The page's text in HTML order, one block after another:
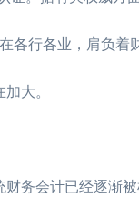
各行各业，肩负
大。
会计已经逐渐被